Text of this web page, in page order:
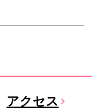
アクセス